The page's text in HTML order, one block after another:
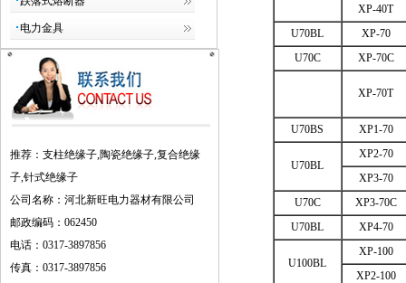
电力金具
推荐：支柱绝缘子,陶瓷绝缘子,复合绝缘
子,针式绝缘子
公司名称：河北新旺电力器材有限公司
邮政编码：062450
电话：0317-3897856
传真：0317-3897856
XP-40T
U70BL
XP-70
U70C
XP-70C
XP-70T
U70BS XP1-70
U70BL
XP2-70
XP3-70
U70C
XP3-70C
U70BL
XP4-70
U100BL
XP-100
XP2-100